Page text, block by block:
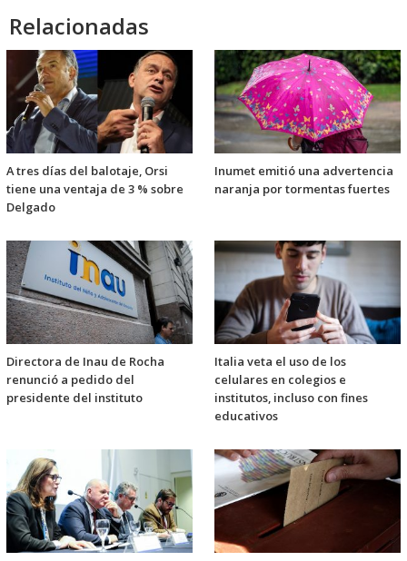
Relacionadas
A tres días del balotaje, Orsi
tiene una ventaja de 3 % sobre
Delgado
Inumet emitió una advertencia
naranja por tormentas fuertes
Directora de Inau de Rocha
renunció a pedido del
presidente del instituto
Italia veta el uso de los
celulares en colegios e
institutos, incluso con fines
educativos